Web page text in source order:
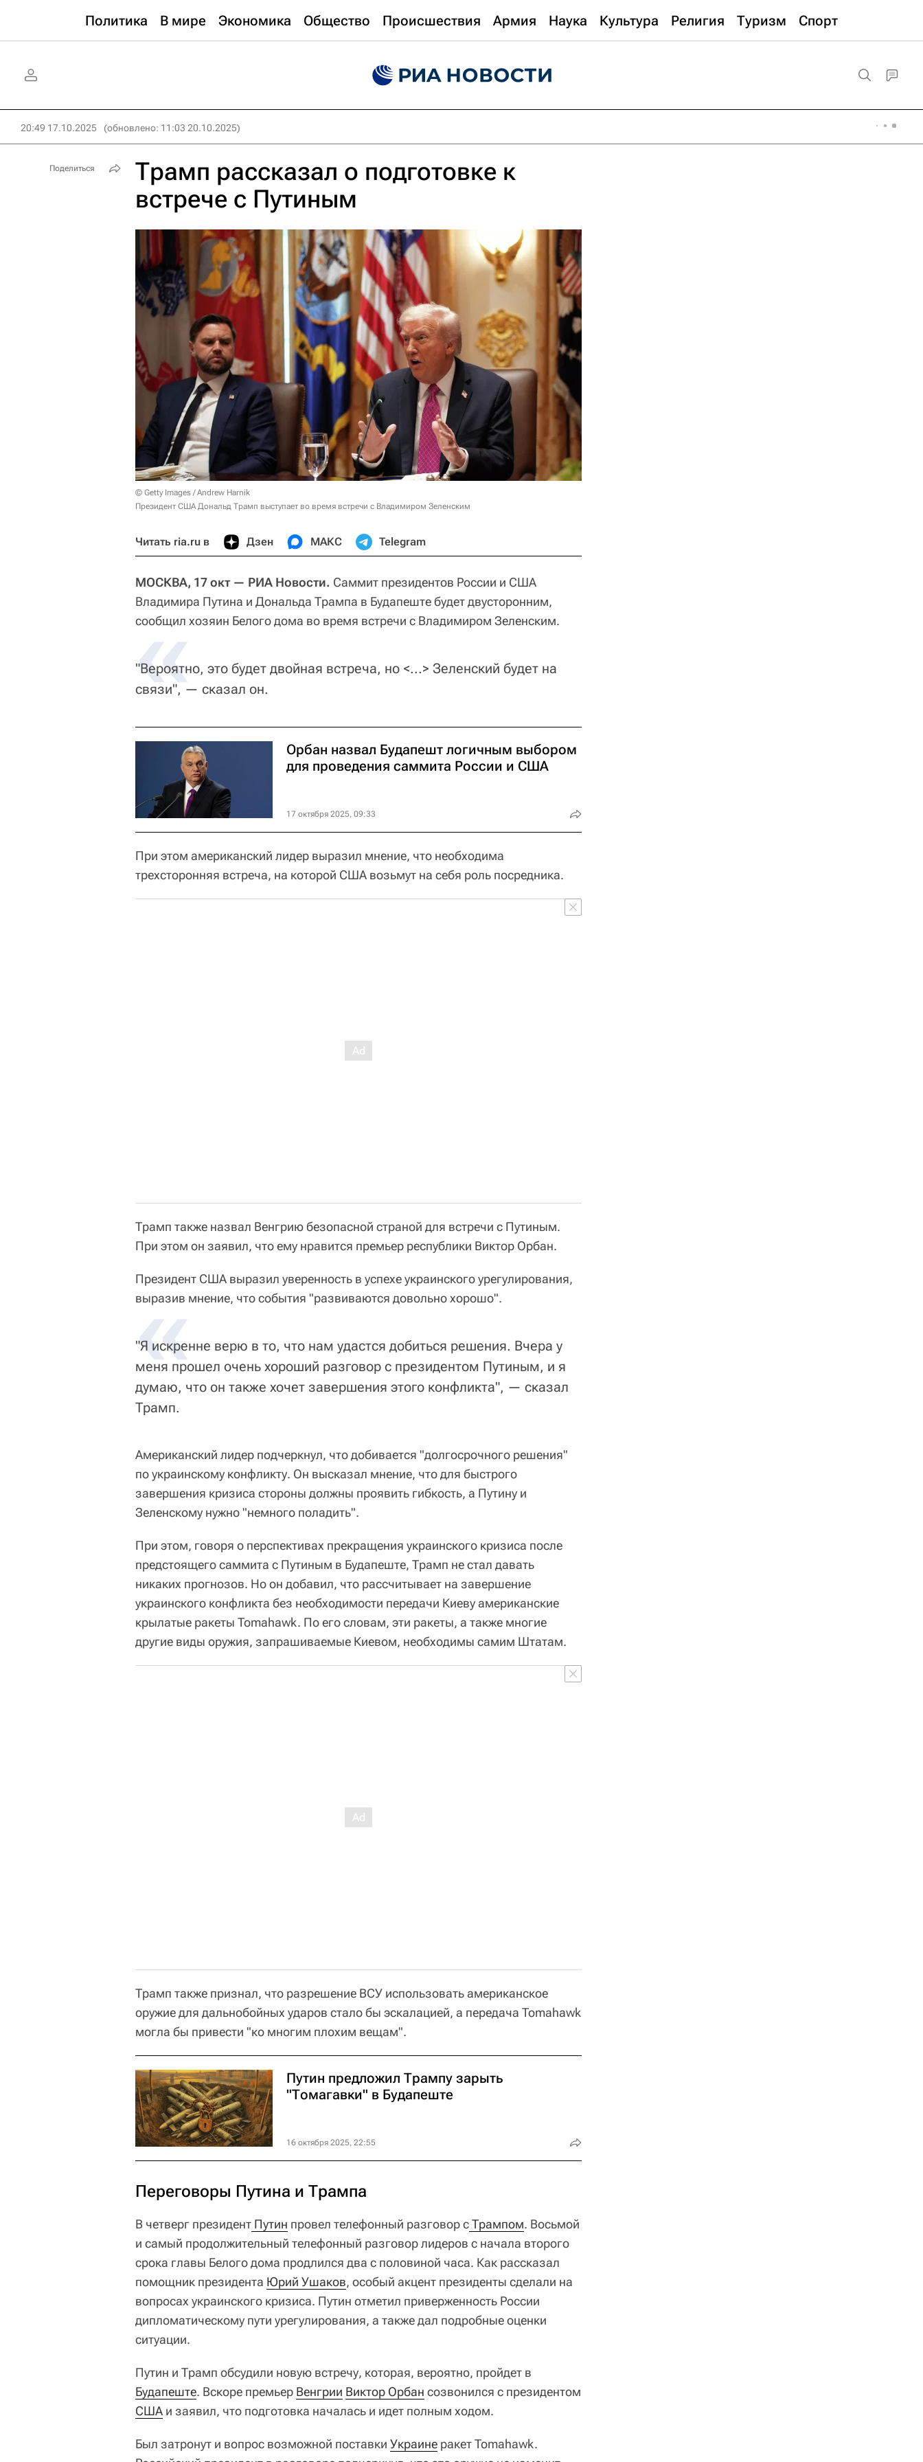
Политика В мире Экономика Общество Происшествия Армия Наука Культура Религия Туризм Спорт
20:49 17.10.2025 (обновлено: 11:03 20.10.2025)
Трамп рассказал о подготовке к
встрече с Путиным
© Getty Images / Andrew Harnik
Президент США Дональд Трамп выступает во время встречи с Владимиром Зеленским
Читать ria.ru в Дзен МАКС Telegram
МОСКВА, 17 окт — РИА Новости. Саммит президентов России и США
Владимира Путина и Дональда Трампа в Будапеште будет двусторонним,
сообщил хозяин Белого дома во время встречи с Владимиром Зеленским.
«
"Вероятно, это будет двойная встреча, но <...> Зеленский будет на
связи", — сказал он.
Орбан назвал Будапешт логичным выбором
для проведения саммита России и США
17 октября 2025, 09:33
При этом американский лидер выразил мнение, что необходима
трехсторонняя встреча, на которой США возьмут на себя роль посредника.
Трамп также назвал Венгрию безопасной страной для встречи с Путиным.
При этом он заявил, что ему нравится премьер республики Виктор Орбан.
Президент США выразил уверенность в успехе украинского урегулирования,
выразив мнение, что события "развиваются довольно хорошо".
«
"Я искренне верю в то, что нам удастся добиться решения. Вчера у
меня прошел очень хороший разговор с президентом Путиным, и я
думаю, что он также хочет завершения этого конфликта", — сказал
Трамп.
Американский лидер подчеркнул, что добивается "долгосрочного решения"
по украинскому конфликту. Он высказал мнение, что для быстрого
завершения кризиса стороны должны проявить гибкость, а Путину и
Зеленскому нужно "немного поладить".
При этом, говоря о перспективах прекращения украинского кризиса после
предстоящего саммита с Путиным в Будапеште, Трамп не стал давать
никаких прогнозов. Но он добавил, что рассчитывает на завершение
украинского конфликта без необходимости передачи Киеву американские
крылатые ракеты Tomahawk. По его словам, эти ракеты, а также многие
другие виды оружия, запрашиваемые Киевом, необходимы самим Штатам.
Трамп также признал, что разрешение ВСУ использовать американское
оружие для дальнобойных ударов стало бы эскалацией, а передача Tomahawk
могла бы привести "ко многим плохим вещам".
Путин предложил Трампу зарыть
"Томагавки" в Будапеште
16 октября 2025, 22:55
Переговоры Путина и Трампа
В четверг президент Путин провел телефонный разговор с Трампом. Восьмой
и самый продолжительный телефонный разговор лидеров с начала второго
срока главы Белого дома продлился два с половиной часа. Как рассказал
помощник президента Юрий Ушаков, особый акцент президенты сделали на
вопросах украинского кризиса. Путин отметил приверженность России
дипломатическому пути урегулирования, а также дал подробные оценки
ситуации.
Путин и Трамп обсудили новую встречу, которая, вероятно, пройдет в
Будапеште. Вскоре премьер Венгрии Виктор Орбан созвонился с президентом
США и заявил, что подготовка началась и идет полным ходом.
Был затронут и вопрос возможной поставки Украине ракет Tomahawk.
Поделиться